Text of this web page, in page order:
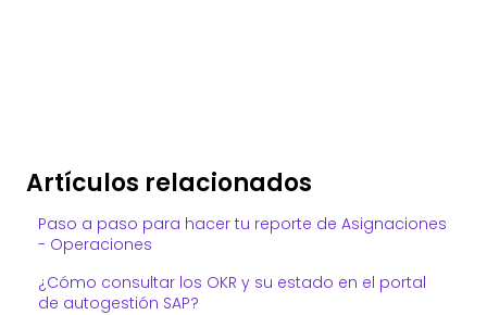
Artículos relacionados
Paso a paso para hacer tu reporte de Asignaciones
- Operaciones
¿Cómo consultar los OKR y su estado en el portal
de autogestión SAP?